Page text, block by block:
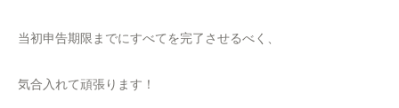
当初申告期限までにすべてを完了させるべく、
気合入れて頑張ります！